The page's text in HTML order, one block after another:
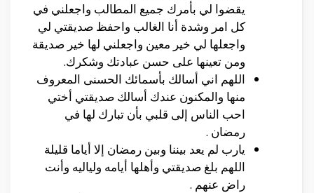
يقضوا لي بأمرك جميع المطالب واجعلني في
كل امر وشدة أنا الغالب واحفظ صديقتي لي
واجعلها لي خير معين واجعلني لها خير صديقة
ومن تعينها على حسن عبادتك وشكرك.
اللهم اني أسالك بأسمائك الحسنى المعروف
منها والمكنون عندك أسالك صديقتي أختي
احب الناس إلى قلبي بأن تبارك لها في
رمضان .
يارب لم يعد بيننا وبين رمضان إلا أياما قليلة
اللهم بلغ صديقتي وأهلها أيامه ولياليه وأنت
راض عنهم .